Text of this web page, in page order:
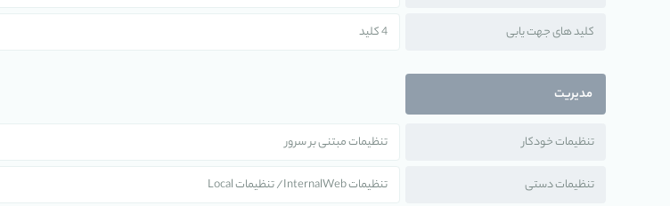
کلید های جهت یابی 4 کلید
مدیریت
تنظیمات خودکار تنظیمات مبتنی بر سرور
تنظیمات دستی تنظیمات InternalWeb/ تنظیمات Local